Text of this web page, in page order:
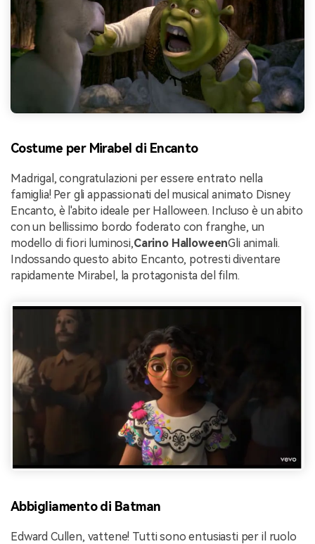
Costume per Mirabel di Encanto
Madrigal, congratulazioni per essere entrato nella
famiglia! Per gli appassionati del musical animato Disney
Encanto, è l'abito ideale per Halloween. Incluso è un abito
con un bellissimo bordo foderato con franghe, un
modello di fiori luminosi,Carino HalloweenGli animali.
Indossando questo abito Encanto, potresti diventare
rapidamente Mirabel, la protagonista del film.
Abbigliamento di Batman
Edward Cullen, vattene! Tutti sono entusiasti per il ruolo